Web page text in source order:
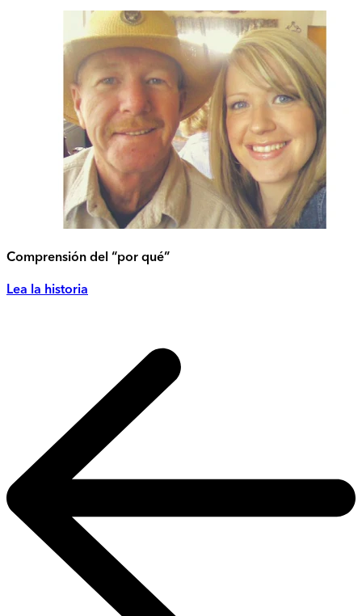
Comprensión del “por qué”
Lea la historia